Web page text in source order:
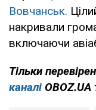
Вовчанськ.
накривали
включаючи
Тільки
каналі OBOZ.UA